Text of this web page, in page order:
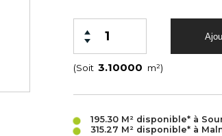
(Soit m²)
195.30 M² disponible* à
315.27 M² disponible* à